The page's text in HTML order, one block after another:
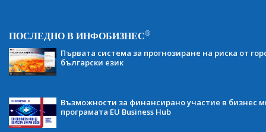
ПОСЛЕДНО В ИНФОБИЗНЕС®
Първата система за прогнозиране на риска от
български език
Възможности за финансирано участие в бизнес
програмата EU Business Hub